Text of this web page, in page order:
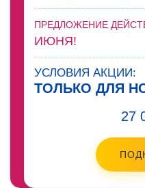
ПРЕДЛОЖЕНИЕ
ИЮНЯ!
УСЛОВИЯ АКЦИИ:
ТОЛЬКО ДЛЯ
27